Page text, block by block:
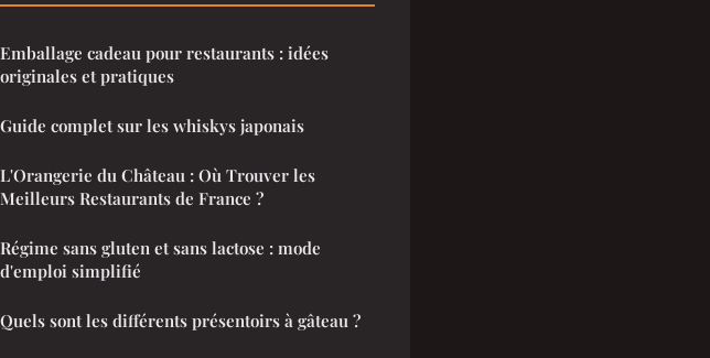
Emballage cadeau pour restaurants : idées
originales et pratiques
Guide complet sur les whiskys japonais
L'Orangerie du Château : Où Trouver les
Meilleurs Restaurants de France ?
Régime sans gluten et sans lactose : mode
d'emploi simplifié
Quels sont les différents présentoirs à gâteau ?